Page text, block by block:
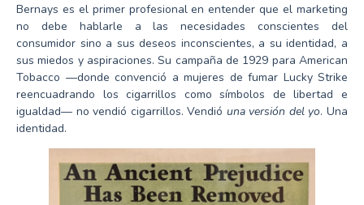
Bernays es el primer profesional en entender que el marketing
no debe hablarle a las necesidades conscientes del
consumidor sino a sus deseos inconscientes, a su identidad, a
sus miedos y aspiraciones. Su campaña de 1929 para American
Tobacco —donde convenció a mujeres de fumar Lucky Strike
reencuadrando los cigarrillos como símbolos de libertad e
igualdad— no vendió cigarrillos. Vendió una versión del yo. Una
identidad.